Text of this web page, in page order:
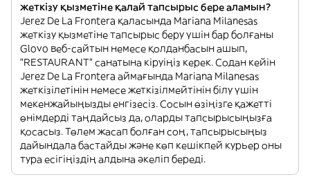
жеткізу қызметіне қалай тапсырыс бере аламын?
Jerez De La Frontera қаласында Mariana Milanesas
жеткізу қызметіне тапсырыс беру үшін бар болғаны
Glovo веб-сайтын немесе қолданбасын ашып,
"RESTAURANT" санатына кіруіңіз керек. Содан кейін
Jerez De La Frontera аймағында Mariana Milanesas
жеткізілетінін немесе жеткізілмейтінін білу үшін
мекенжайыңызды енгізесіз. Сосын өзіңізге қажетті
өнімдерді таңдайсыз да, оларды тапсырысыңызға
қосасыз. Төлем жасап болған соң, тапсырысыңыз
дайындала бастайды және көп кешікпей курьер оны
тура есігіңіздің алдына әкеліп береді.